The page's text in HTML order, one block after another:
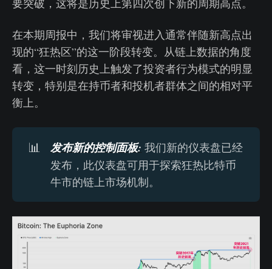
在本期周报中，我们将审视进入通常伴随新高点出
现的“狂热区”的这一阶段转变。从链上数据的角度
看，这一时刻历史上触发了投资者行为模式的明显
转变，特别是在持币者和投机者群体之间的相对平
衡上。
📊 发布新的控制面板: 我们新的仪表盘已经
发布，此仪表盘可用于探索狂热比特币
牛市的链上市场机制。